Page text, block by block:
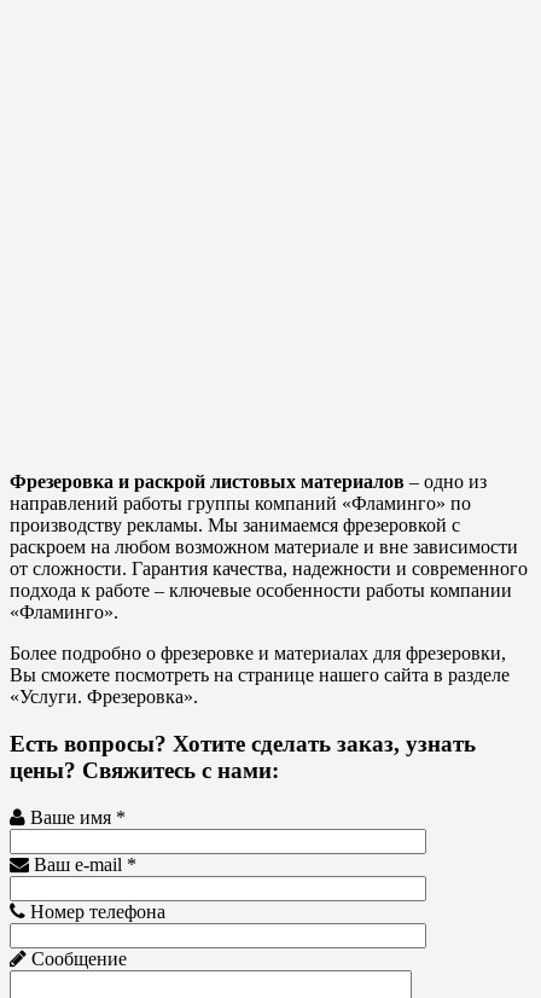
Фрезеровка и раскрой листовых материалов – одно из
направлений работы группы компаний «Фламинго» по
производству рекламы. Мы занимаемся фрезеровкой с
раскроем на любом возможном материале и вне зависимости
от сложности. Гарантия качества, надежности и современного
подхода к работе – ключевые особенности работы компании
«Фламинго».
Более подробно о фрезеровке и материалах для фрезеровки,
Вы сможете посмотреть на странице нашего сайта в разделе
«Услуги. Фрезеровка».
Есть вопросы? Хотите сделать заказ, узнать
цены? Свяжитесь с нами:
Ваше имя *
Ваш e-mail *
Номер телефона
Сообщение